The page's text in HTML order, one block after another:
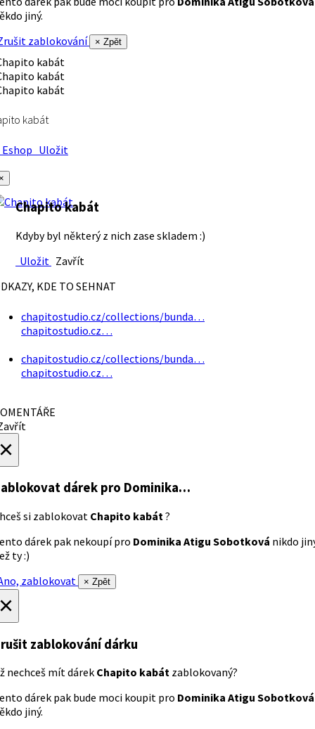
jiný.
zablokování
× Zpět
kabát
Uložit
Chapito kabát
Kdyby byl některý z nich zase skladem :)
Uložit Zavřít
KDE TO SEHNAT
chapitostudio.cz/collections/bunda…
chapitostudio.cz…
chapitostudio.cz/collections/bunda…
chapitostudio.cz…
dárek pro Dominika…
si zablokovat Chapito kabát ?
dárek pak nekoupí pro Dominika Atigu Sobotková nikdo
ty :)
zablokovat
× Zpět
zablokování dárku
nechceš mít dárek Chapito kabát zablokovaný?
dárek pak bude moci koupit pro Dominika Atigu Sobotková
jiný.